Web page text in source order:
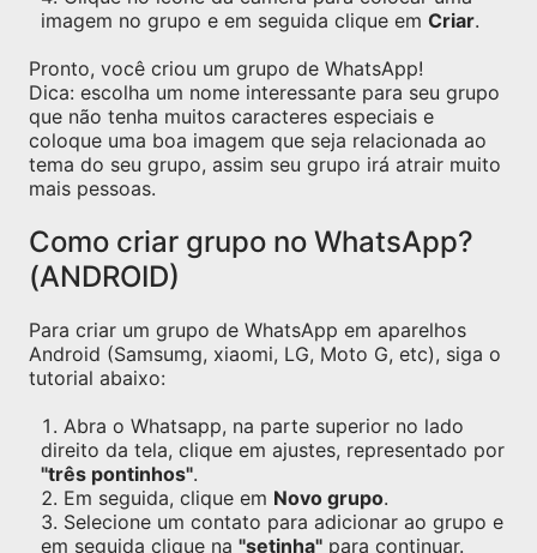
imagem no grupo e em seguida clique em Criar.
Pronto, você criou um grupo de WhatsApp!
Dica: escolha um nome interessante para seu grupo
que não tenha muitos caracteres especiais e
coloque uma boa imagem que seja relacionada ao
tema do seu grupo, assim seu grupo irá atrair muito
mais pessoas.
Como criar grupo no WhatsApp?
(ANDROID)
Para criar um grupo de WhatsApp em aparelhos
Android (Samsumg, xiaomi, LG, Moto G, etc), siga o
tutorial abaixo:
Abra o Whatsapp, na parte superior no lado
direito da tela, clique em ajustes, representado por
"três pontinhos".
Em seguida, clique em Novo grupo.
Selecione um contato para adicionar ao grupo e
em seguida clique na "setinha" para continuar.